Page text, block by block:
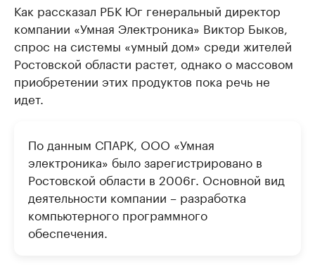
Как рассказал РБК Юг генеральный директор
компании «Умная Электроника» Виктор Быков,
спрос на системы «умный дом» среди жителей
Ростовской области растет, однако о массовом
приобретении этих продуктов пока речь не
идет.
По данным СПАРК, ООО «Умная
электроника» было зарегистрировано в
Ростовской области в 2006г. Основной вид
деятельности компании – разработка
компьютерного программного
обеспечения.